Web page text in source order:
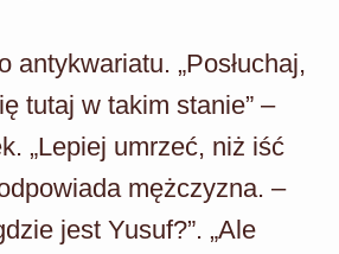
antykwariatu. „Posłuchaj,
tutaj w takim stanie” –
„Lepiej umrzeć, niż iść
mężczyzna. –
jest Yusuf?”. „Ale